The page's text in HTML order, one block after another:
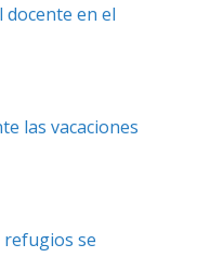
docente en el
las vacaciones
se